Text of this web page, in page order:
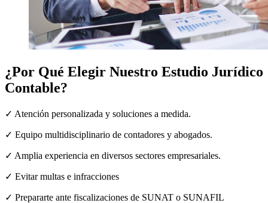
¿Por Qué Elegir Nuestro Estudio Jurídico
Contable?
✓ Atención personalizada y soluciones a medida.
✓ Equipo multidisciplinario de contadores y abogados.
✓ Amplia experiencia en diversos sectores empresariales.
✓ Evitar multas e infracciones
✓ Prepararte ante fiscalizaciones de SUNAT o SUNAFIL